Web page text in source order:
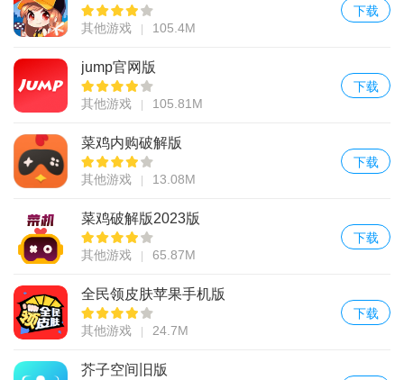
其他游戏 105.4M
下载
jump官网版
其他游戏 105.81M
下载
菜鸡内购破解版
其他游戏 13.08M
下载
菜鸡破解版2023版
其他游戏 65.87M
下载
全民领皮肤苹果手机版
其他游戏 24.7M
下载
芥子空间旧版